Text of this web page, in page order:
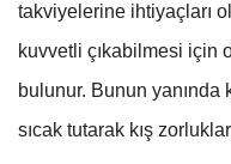
takviyelerine ihtiyaçları
kuvvetli çıkabilmesi için
bulunur. Bunun yanında
sıcak tutarak kış